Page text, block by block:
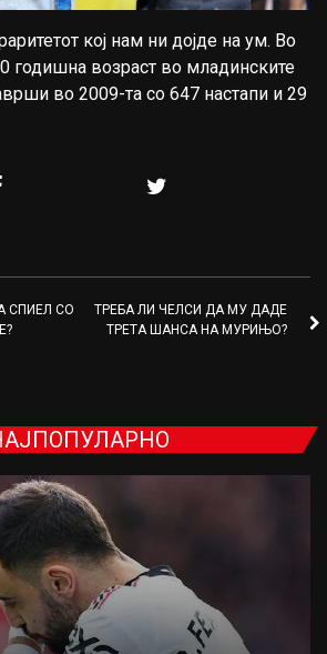
кој нам ни дојде на ум. Во
годишна возраст во младинските
во 2009-та со 647 настапи и 29
СПИЕЛ СО
ТРЕБА ЛИ ЧЕЛСИ ДА МУ ДАДЕ
ТРЕТА ШАНСА НА МУРИЊО?